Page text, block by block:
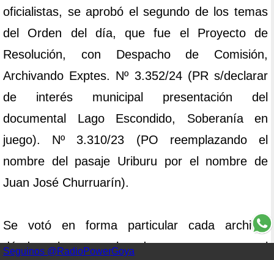
Seguinos @RadioPowerGoya
oficialistas, se aprobó el segundo de los temas
del Orden del día, que fue el Proyecto de
Resolución, con Despacho de Comisión,
Archivando Exptes. Nº 3.352/24 (PR s/declarar
de interés municipal presentación del
documental Lago Escondido, Soberanía en
juego). Nº 3.310/23 (PO reemplazando el
nombre del pasaje Uriburu por el nombre de
Juan José Churruarín).
Se votó en forma particular cada archivo,
dándose lectura a los dos proyectos, con el